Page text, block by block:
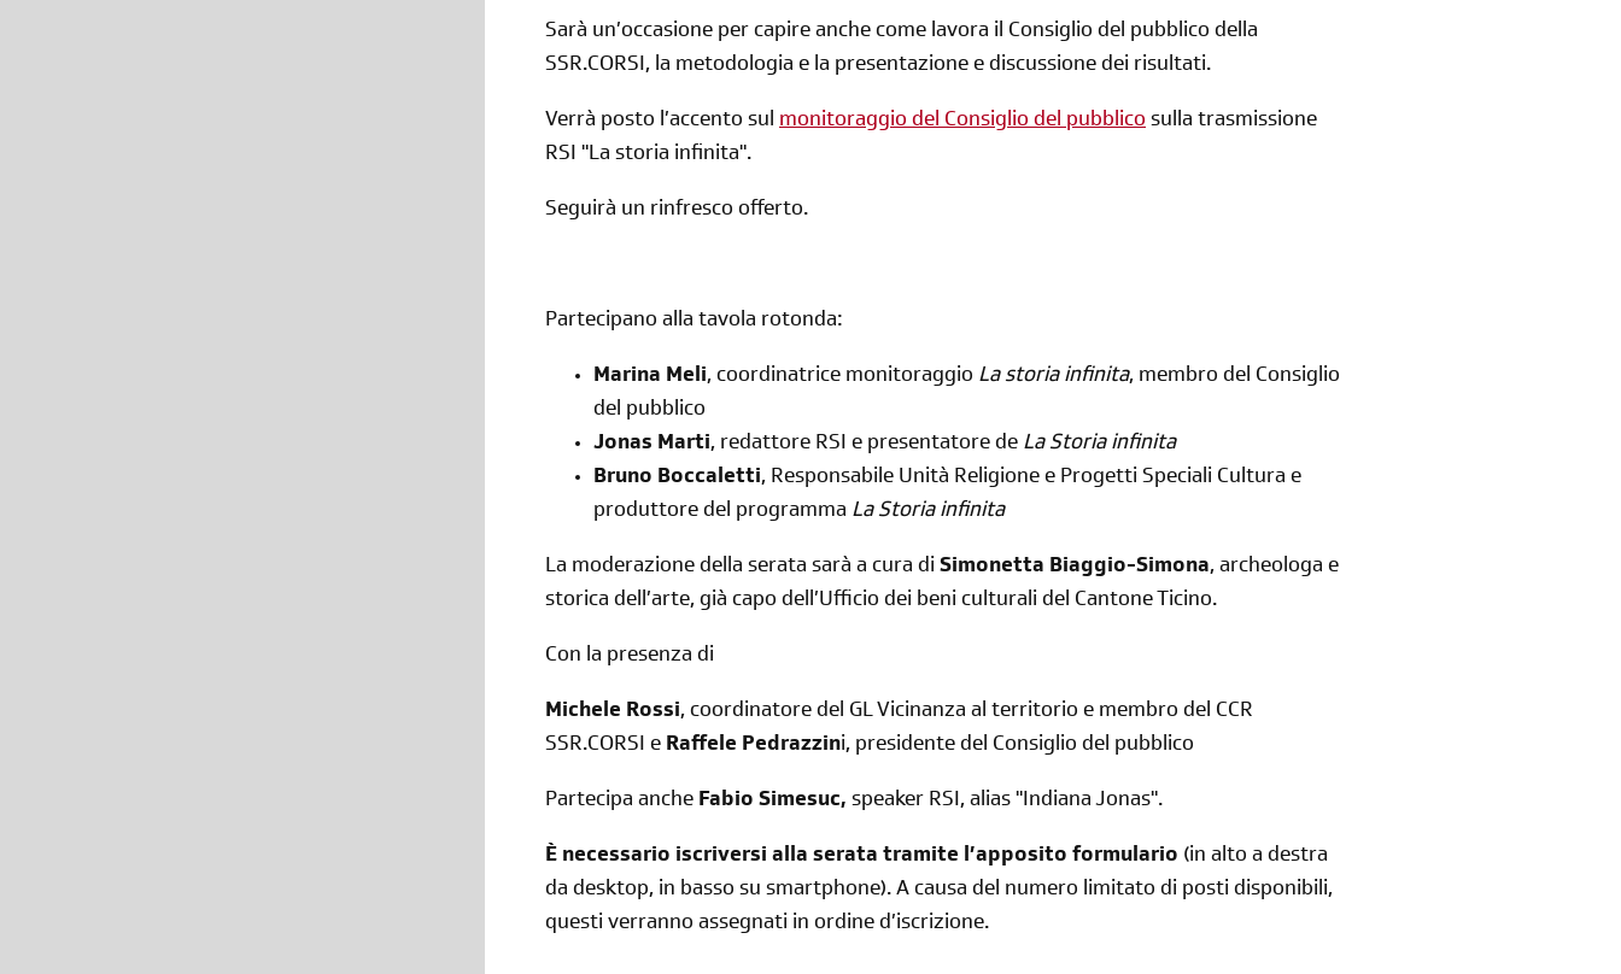
iscriviti subito
alla newsletter
sondaggi
login
Sarà un’occasione per capire anche come lavora il Consiglio del pubblico della
SSR.CORSI, la metodologia e la presentazione e discussione dei risultati.
Verrà posto l’accento sul monitoraggio del Consiglio del pubblico sulla trasmissione
RSI "La storia infinita".
Seguirà un rinfresco offerto.
Partecipano alla tavola rotonda:
Marina Meli, coordinatrice monitoraggio La storia infinita, membro del Consiglio
del pubblico
Jonas Marti, redattore RSI e presentatore de La Storia infinita
Bruno Boccaletti, Responsabile Unità Religione e Progetti Speciali Cultura e
produttore del programma La Storia infinita
La moderazione della serata sarà a cura di Simonetta Biaggio-Simona, archeologa e
storica dell’arte, già capo dell’Ufficio dei beni culturali del Cantone Ticino.
Con la presenza di
Michele Rossi, coordinatore del GL Vicinanza al territorio e membro del CCR
SSR.CORSI e Raffele Pedrazzini, presidente del Consiglio del pubblico
Partecipa anche Fabio Simesuc, speaker RSI, alias "Indiana Jonas".
È necessario iscriversi alla serata tramite l’apposito formulario (in alto a destra
da desktop, in basso su smartphone). A causa del numero limitato di posti disponibili,
questi verranno assegnati in ordine d’iscrizione.